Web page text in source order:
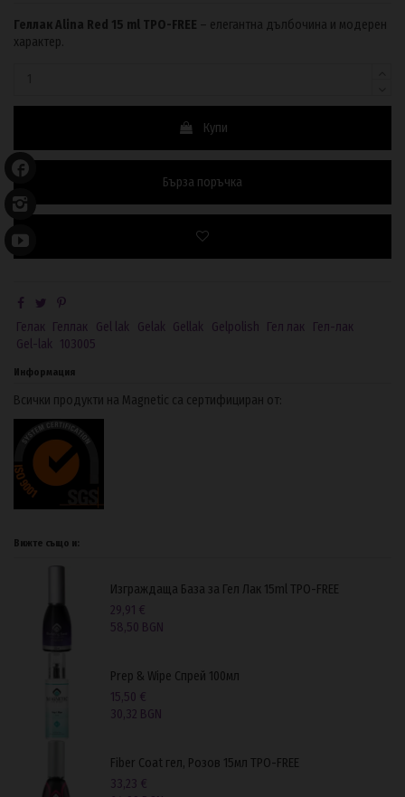
Геллак Alina Red 15 ml TPO-FREE – елегантна дълбочина и модерен
характер.
Купи
Бърза поръчка
Гелак Геллак Gel lak Gelak Gellak Gelpolish Гел лак Гел-лак
Gel-lak 103005
Информация
Всички продукти на Magnetic са сертифициран от:
Вижте също и:
Изграждаща База за Гел Лак 15ml TPO-FREE
29,91 €
58,50 BGN
Prep & Wipe Спрей 100мл
15,50 €
30,32 BGN
Fiber Coat гел, Розов 15мл TPO-FREE
33,23 €